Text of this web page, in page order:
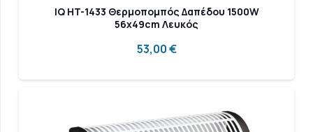
IQ HT-1433 Θερμοπομπός Δαπέδου 1500W
56x49cm Λευκός
53,00€